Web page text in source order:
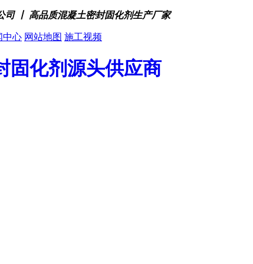
司 丨 高品质混凝土密封固化剂生产厂家
中心 网站地图 施工视频